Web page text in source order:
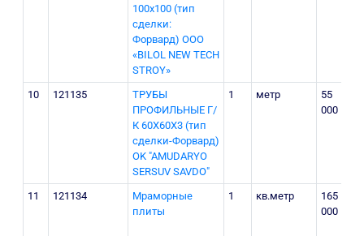
100х100 (тип
сделки:
Форвард) ООО
«BILOL NEW TECH
STROY»
10 121135
ТРУБЫ
ПРОФИЛЬНЫЕ Г/
К 60Х60Х3 (тип
сделки-Форвард)
OK "AMUDARYO
SERSUV SAVDO"
1 метр
55
000
11 121134
Мраморные
плиты
1 кв.метр
165
000